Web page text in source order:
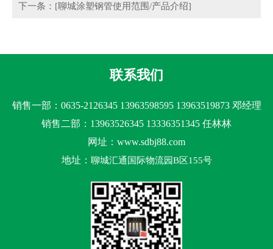
下一条：[聊城涂塑钢管使用范围/产品介绍]
联系我们
销售一部：0635-2126345 13963598595 13963519873 邓经理
销售二部：13963526345 13336351345 任林林
网址：www.sdbj88.com
地址： 聊城汇通国际物流园B区155号